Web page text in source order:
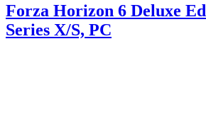
Forza Horizon 6 Deluxe
Series X/S, PC